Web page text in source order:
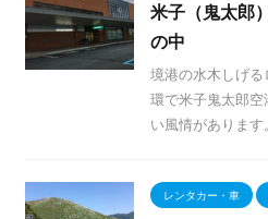
米子（鬼太郎
の中
境港の水木しげ
環で米子鬼太郎
い風情がありま
レンタカー・車